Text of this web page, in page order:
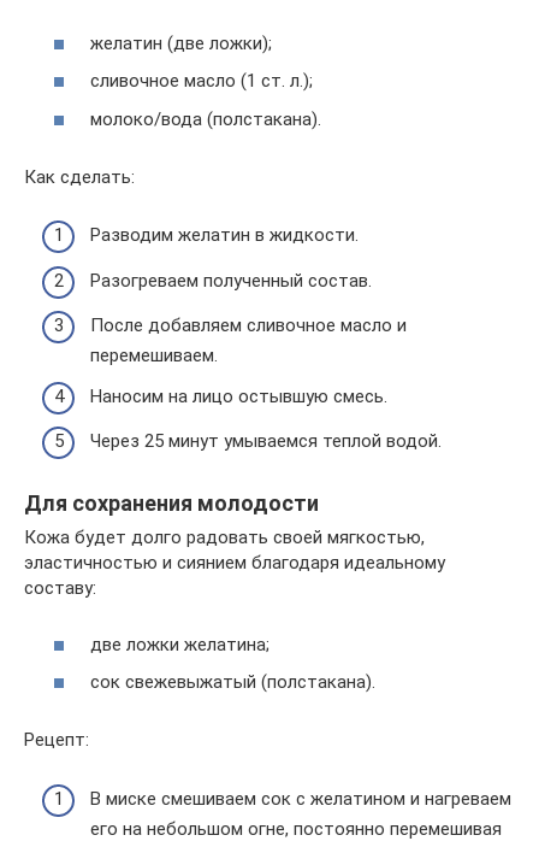
желатин (две ложки);
сливочное масло (1 ст. л.);
молоко/вода (полстакана).
Как сделать:
Разводим желатин в жидкости.
Разогреваем полученный состав.
После добавляем сливочное масло и
перемешиваем.
Наносим на лицо остывшую смесь.
Через 25 минут умываемся теплой водой.
Для сохранения молодости
Кожа будет долго радовать своей мягкостью,
эластичностью и сиянием благодаря идеальному
составу:
две ложки желатина;
сок свежевыжатый (полстакана).
Рецепт:
В миске смешиваем сок с желатином и нагреваем
его на небольшом огне, постоянно перемешивая